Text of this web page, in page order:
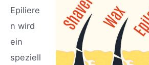
Epiliere
n wird
ein
speziell